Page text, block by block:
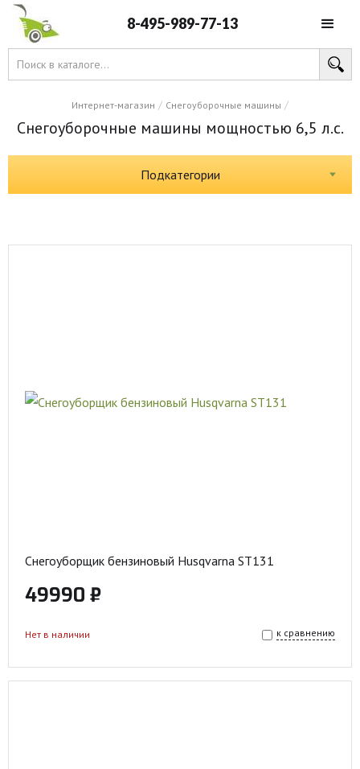
8-495-989-77-13
Интернет-магазин / Снегоуборочные машины /
Снегоуборочные машины мощностью 6,5 л.с.
Подкатегории
Снегоуборщик бензиновый Husqvarna ST131
49990 ₽
к сравнению
Нет в наличии